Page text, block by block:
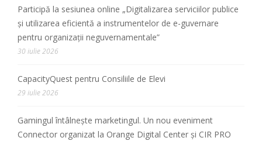
Participă la sesiunea online „Digitalizarea serviciilor publice
și utilizarea eficientă a instrumentelor de e-guvernare
pentru organizații neguvernamentale”
30 iulie 2026
CapacityQuest pentru Consiliile de Elevi
29 iulie 2026
Gamingul întâlnește marketingul. Un nou eveniment
Connector organizat la Orange Digital Center și CIR PRO